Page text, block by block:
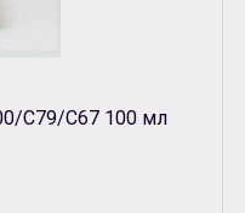
C79/C67 100 мл